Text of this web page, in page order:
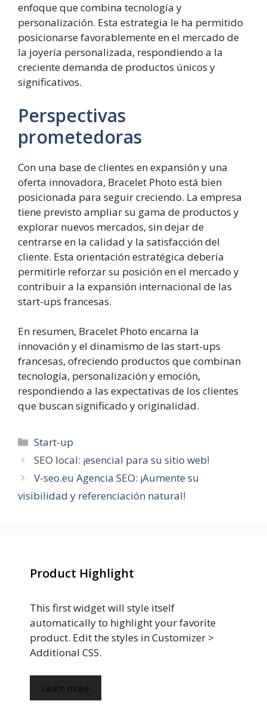
enfoque que combina tecnología y
personalización. Esta estrategia le ha permitido
posicionarse favorablemente en el mercado de
la joyería personalizada, respondiendo a la
creciente demanda de productos únicos y
significativos.
Perspectivas
prometedoras
Con una base de clientes en expansión y una
oferta innovadora, Bracelet Photo está bien
posicionada para seguir creciendo. La empresa
tiene previsto ampliar su gama de productos y
explorar nuevos mercados, sin dejar de
centrarse en la calidad y la satisfacción del
cliente. Esta orientación estratégica debería
permitirle reforzar su posición en el mercado y
contribuir a la expansión internacional de las
start-ups francesas.
En resumen, Bracelet Photo encarna la
innovación y el dinamismo de las start-ups
francesas, ofreciendo productos que combinan
tecnología, personalización y emoción,
respondiendo a las expectativas de los clientes
que buscan significado y originalidad.
Categorías
Start-up
SEO local: ¡esencial para su sitio web!
V-seo.eu Agencia SEO: ¡Aumente su
visibilidad y referenciación natural!
Product Highlight
This first widget will style itself
automatically to highlight your favorite
product. Edit the styles in Customizer >
Additional CSS.
Learn more